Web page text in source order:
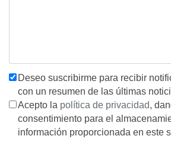
Deseo suscribirme para recibir
con un resumen de las últimas
Acepto la política de privacidad,
consentimiento para el
información proporcionada en este